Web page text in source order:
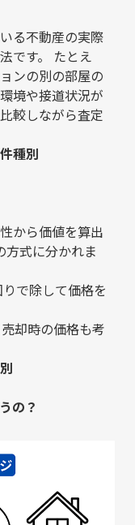
る不動産の実際
です。 たとえ
ンの別の部屋の
境や接道状況が
較しながら査定
種別
から価値を算出
方式に分かれま
で除して価格を
却時の価格も考
の？